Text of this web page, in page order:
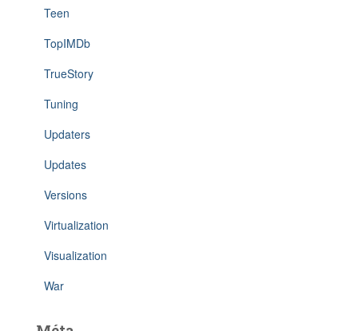
Teen
TopIMDb
TrueStory
Tuning
Updaters
Updates
Versions
Virtualization
Visualization
War